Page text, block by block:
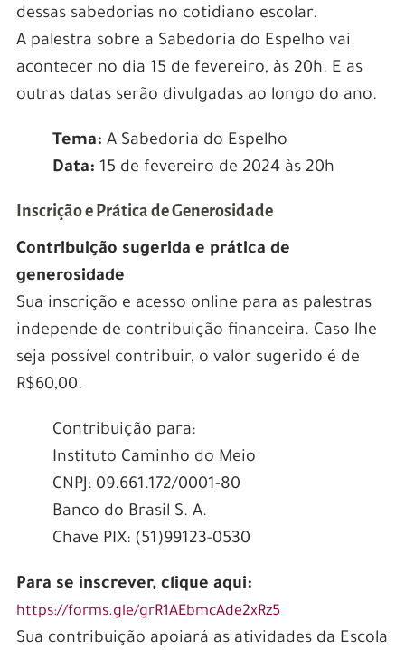
dessas sabedorias no cotidiano escolar.
A palestra sobre a Sabedoria do Espelho vai
acontecer no dia 15 de fevereiro, às 20h. E as
outras datas serão divulgadas ao longo do ano.
Tema: A Sabedoria do Espelho
Data: 15 de fevereiro de 2024 às 20h
Inscrição e Prática de Generosidade
Contribuição sugerida e prática de
generosidade
Sua inscrição e acesso online para as palestras
independe de contribuição financeira. Caso lhe
seja possível contribuir, o valor sugerido é de
R$60,00.
Contribuição para:
Instituto Caminho do Meio
CNPJ: 09.661.172/0001-80
Banco do Brasil S. A.
Chave PIX: (51)99123-0530
Para se inscrever, clique aqui:
https://forms.gle/grR1AEbmcAde2xRz5
Sua contribuição apoiará as atividades da Escola